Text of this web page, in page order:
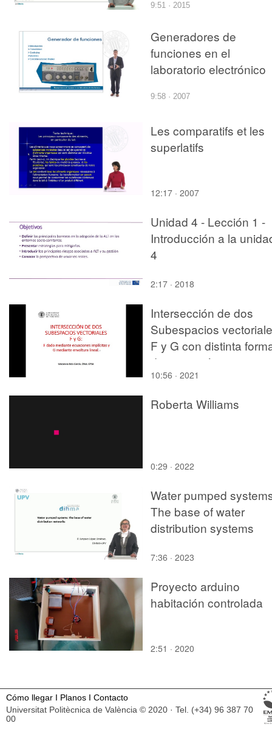
9:51 · 2015
Generadores de
funciones en el
laboratorio electrónico
9:58 · 2007
Les comparatifs et les
superlatifs
12:17 · 2007
Unidad 4 - Lección 1 -
Introducción a la
4
2:17 · 2018
Intersección de dos
Subespacios
F y G con distinta
de expresión
10:56 · 2021
Roberta Williams
0:29 · 2022
Water pumped
The base of water
distribution systems
7:36 · 2023
Proyecto arduino
habitación controlada
2:51 · 2020
Cómo llegar I Planos I Contacto
Universitat Politècnica de València © 2020 · Tel. (+34) 96 387 70
00